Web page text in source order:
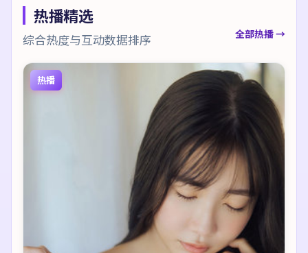
热播精选
综合热度与互动数据排序 全部热播 →
热播